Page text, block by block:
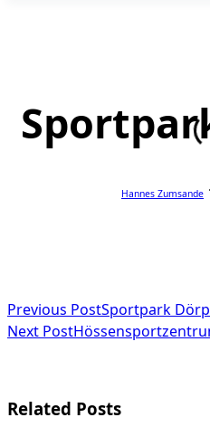
Hannes Zumsande
<span
class="nav-
screen-
Previous PostSportpark
Next Post
Related Posts